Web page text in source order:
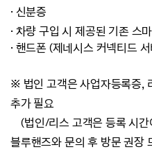
· 신분증
· 차량 구입 시 제공된 기존 스
· 핸드폰 (제네시스 커넥티드
※ 법인 고객은 사업자등록증,
추가 필요
(법인/리스 고객은 등록 시간
블루핸즈와 문의 후 방문 권장